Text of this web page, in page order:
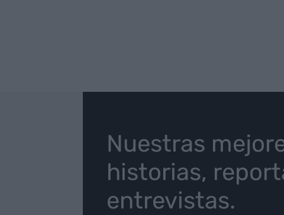
Nuestras
historias,
entrevistas.